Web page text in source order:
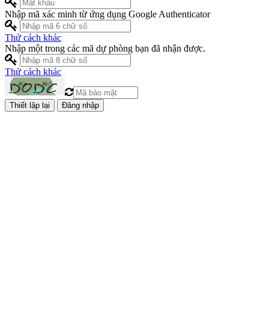
Nhập mã xác minh từ ứng dụng Google Authenticator
Thử cách khác
Nhập một trong các mã dự phòng bạn đã nhận được.
Thử cách khác
Đăng nhập